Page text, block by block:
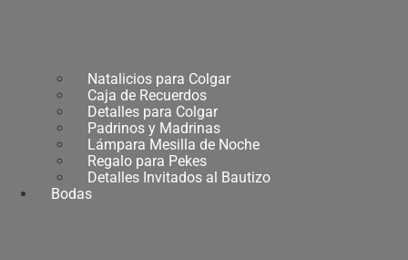
Natalicios para Colgar
Caja de Recuerdos
Detalles para Colgar
Padrinos y Madrinas
Lámpara Mesilla de Noche
Regalo para Pekes
Detalles Invitados al Bautizo
Bodas